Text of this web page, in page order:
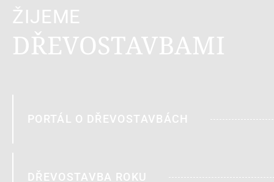
ŽIJEME
DŘEVOSTAVBAMI
PORTÁL O DŘEVOSTAVBÁCH
DŘEVOSTAVBA ROKU